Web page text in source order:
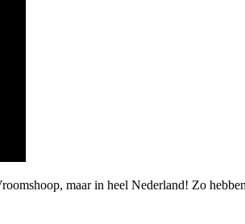
maar in heel Nederland! Zo